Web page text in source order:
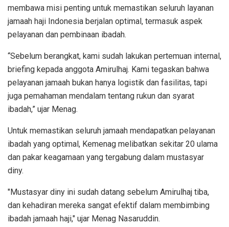
membawa misi penting untuk memastikan seluruh layanan
jamaah haji Indonesia berjalan optimal, termasuk aspek
pelayanan dan pembinaan ibadah.
“Sebelum berangkat, kami sudah lakukan pertemuan internal,
briefing kepada anggota Amirulhaj. Kami tegaskan bahwa
pelayanan jamaah bukan hanya logistik dan fasilitas, tapi
juga pemahaman mendalam tentang rukun dan syarat
ibadah,” ujar Menag.
Untuk memastikan seluruh jamaah mendapatkan pelayanan
ibadah yang optimal, Kemenag melibatkan sekitar 20 ulama
dan pakar keagamaan yang tergabung dalam mustasyar
diny.
"Mustasyar diny ini sudah datang sebelum Amirulhaj tiba,
dan kehadiran mereka sangat efektif dalam membimbing
ibadah jamaah haji," ujar Menag Nasaruddin.